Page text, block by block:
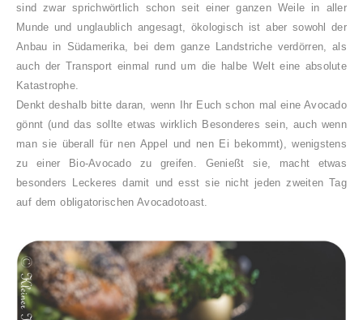
sind zwar sprichwörtlich schon seit einer ganzen Weile in aller
Munde und unglaublich angesagt, ökologisch ist aber sowohl der
Anbau in Südamerika, bei dem ganze Landstriche verdörren, als
auch der Transport einmal rund um die halbe Welt eine absolute
Katastrophe.
Denkt deshalb bitte daran, wenn Ihr Euch schon mal eine Avocado
gönnt (und das sollte etwas wirklich Besonderes sein, auch wenn
man sie überall für nen Appel und nen Ei bekommt), wenigstens
zu einer Bio-Avocado zu greifen. Genießt sie, macht etwas
besonders Leckeres damit und esst sie nicht jeden zweiten Tag
auf dem obligatorischen Avocadotoast.